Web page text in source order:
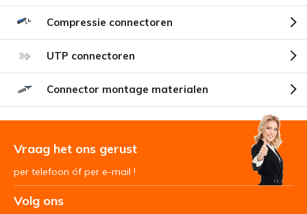
Compressie connectoren
UTP connectoren
Connector montage materialen
Vraag het ons gerust
per telefoon óf per e-mail !
Volg ons